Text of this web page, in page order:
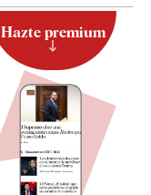
Hazte premium